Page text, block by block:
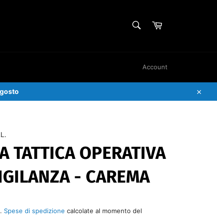
Carrello
Account
TATTICA OPERATIVA
- CAREMA
Spese di spedizione calcolate al momento del